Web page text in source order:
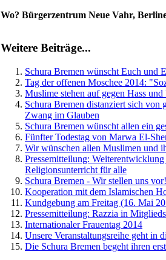
Wo? Bürgerzentrum Neue Vahr,
Weitere Beiträge...
Schura Bremen wünscht Euch und
Tag der offenen Moschee 2014:
Muslime stehen auf gegen Hass
Schura Bremen distanziert sich
Zwang im Glauben
Schura Bremen wünscht allen ein
Fünfter Todestag von Marwa El-
Wir wünschen allen Muslimen und
Pressemitteilung:
Religionsunterricht für alle
Schura Bremen - Wir stellen uns vor!
Kooperation mit dem Islamischen
Kundgebung am Freitag (16. Mai
Pressemitteilung: Razzia in
Internationaler Frauentag 2014
Unsere Veranstaltungsreihe geht in
Die Schura Bremen begeht ihren